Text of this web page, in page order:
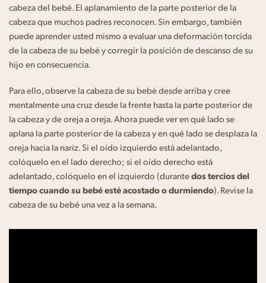
cabeza del bebé. El aplanamiento de la parte posterior de la
cabeza que muchos padres reconocen. Sin embargo, también
puede aprender usted mismo a evaluar una deformación torcida
de la cabeza de su bebé y corregir la posición de descanso de su
hijo en consecuencia.
Para ello, observe la cabeza de su bebé desde arriba y cree
mentalmente una cruz desde la frente hasta la parte posterior de
la cabeza y de oreja a oreja. Ahora puede ver en qué lado se
aplana la parte posterior de la cabeza y en qué lado se desplaza la
oreja hacia la nariz. Si el oído izquierdo está adelantado,
colóquelo en el lado derecho; si el oído derecho está
adelantado, colóquelo en el izquierdo (durantedos tercios del
tiempo cuando su bebé esté acostado o durmiendo). Revise la
cabeza de su bebé una vez a la semana.